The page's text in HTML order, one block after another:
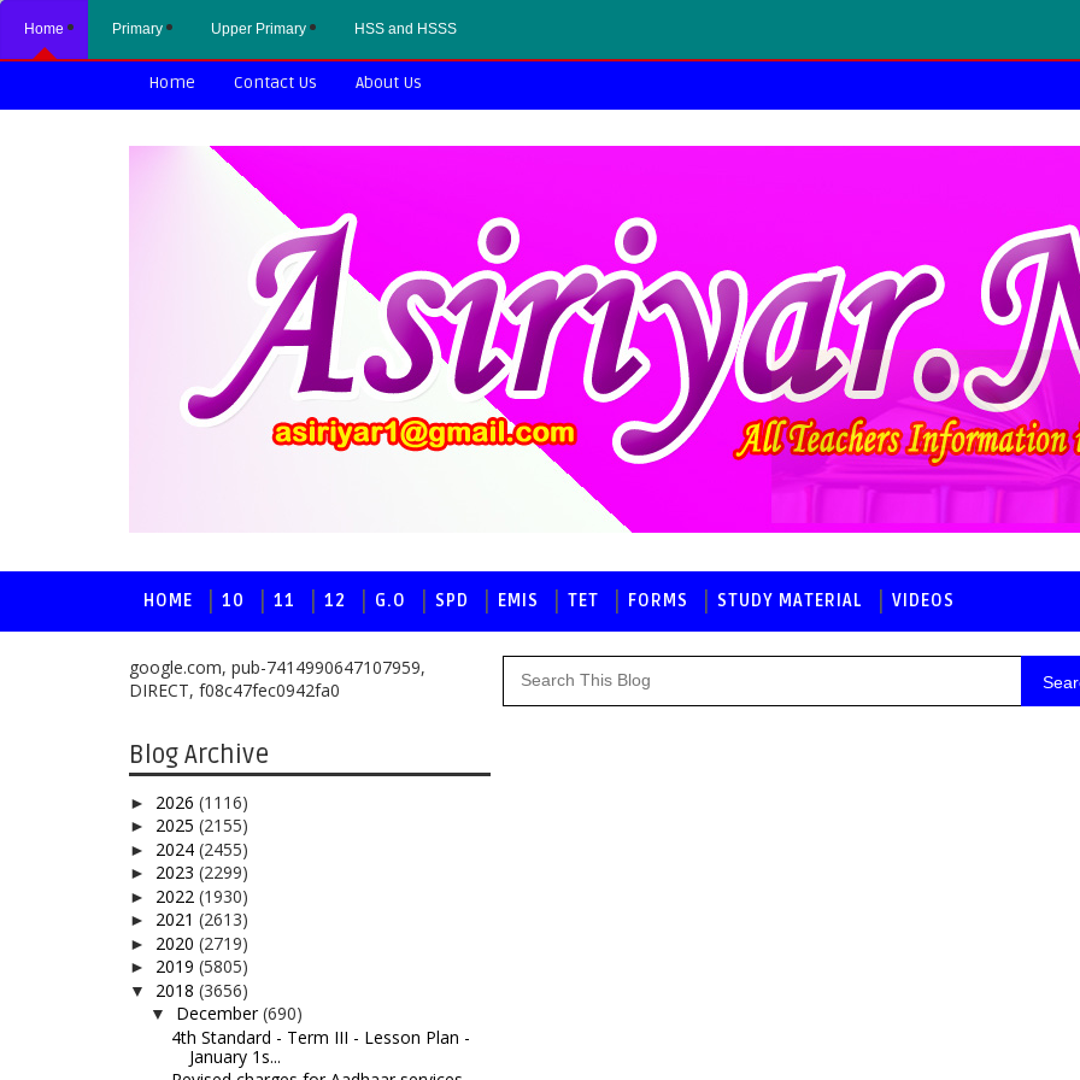
Home Primary Upper Primary HSS and HSSS
Home Contact Us About Us
HOME 10 11 12 G.O SPD EMIS TET FORMS STUDY MATERIAL VIDEOS
google.com, pub-7414990647107959,
DIRECT, f08c47fec0942fa0
Blog Archive
► 2026 (1116)
► 2025 (2155)
► 2024 (2455)
► 2023 (2299)
► 2022 (1930)
► 2021 (2613)
► 2020 (2719)
► 2019 (5805)
▼ 2018 (3656)
▼ December(690)
4th Standard - Term III - Lesson Plan -
January 1s...